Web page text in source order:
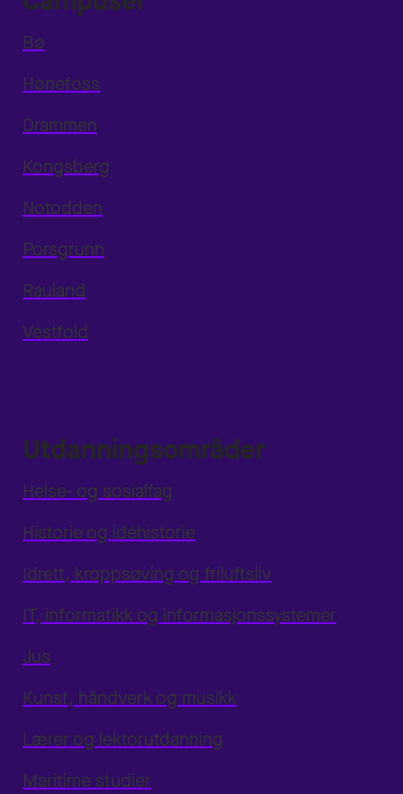
Bø
Hønefoss
Drammen
Kongsberg
Notodden
Porsgrunn
Rauland
Vestfold
Utdanningsområder
Helse- og sosialfag
Historie og idéhistorie
Idrett, kroppsøving og friluftsliv
IT, informatikk og informasjonssystemer
Jus
Kunst, håndverk og musikk
Lærer og lektorutdanning
Maritime studier